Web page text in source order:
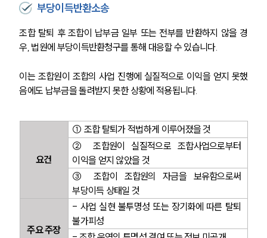
인재채용
만화로 보는 사례
부당이득반환소송
조합 탈퇴 후 조합이 납부금 일부 또는 전부를 반환하지 않을 경
우, 법원에 부당이득반환청구를 통해 대응할 수 있습니다.
이는 조합원이 조합의 사업 진행에 실질적으로 이익을 얻지 못했
음에도 납부금을 돌려받지 못한 상황에 적용됩니다.
요건
① 조합 탈퇴가 적법하게 이루어졌을 것
② 조합원이 실질적으로 조합사업으로부터
이익을 얻지 않았을 것
③ 조합이 조합원의 자금을 보유함으로써
부당이득 상태일 것
주요 주장
- 사업 실현 불투명성 또는 장기화에 따른 탈퇴
불가피성